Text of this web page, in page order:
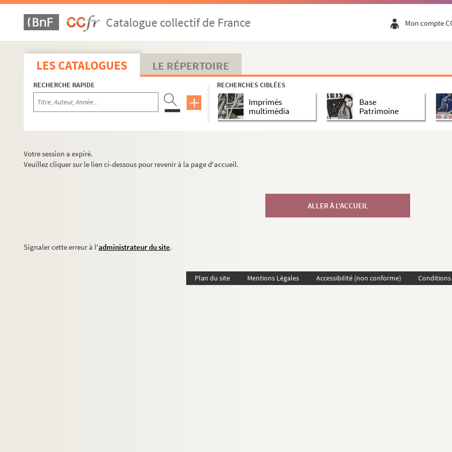
Catalogue collectif de France Mon compte
LES CATALOGUES LE RÉPERTOIRE
RECHERCHE RAPIDE RECHERCHES CIBLÉES
Imprimés
multimédia
Base
Patrimoine
Votre session a expiré.
Veuillez cliquer sur le lien ci-dessous pour revenir à la page d'accueil.
ALLER À L'ACCUEIL
Signaler cette erreur à l'administrateur du site.
Plan du site Mentions Légales Accessibilité (non conforme)